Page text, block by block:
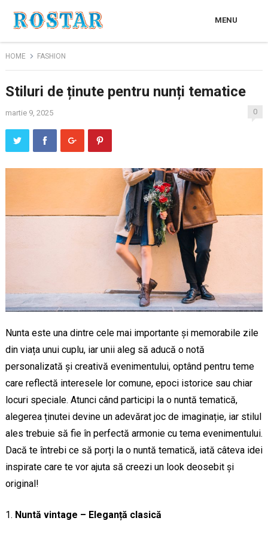
MENU
HOME FASHION
Stiluri de ținute pentru nunți tematice
martie 9, 2025 0
Nunta este una dintre cele mai importante și memorabile zile
din viața unui cuplu, iar unii aleg să aducă o notă
personalizată și creativă evenimentului, optând pentru teme
care reflectă interesele lor comune, epoci istorice sau chiar
locuri speciale. Atunci când participi la o nuntă tematică,
alegerea ținutei devine un adevărat joc de imaginație, iar stilul
ales trebuie să fie în perfectă armonie cu tema evenimentului.
Dacă te întrebi ce să porți la o nuntă tematică, iată câteva idei
inspirate care te vor ajuta să creezi un look deosebit și
original!
Nuntă vintage – Eleganță clasică